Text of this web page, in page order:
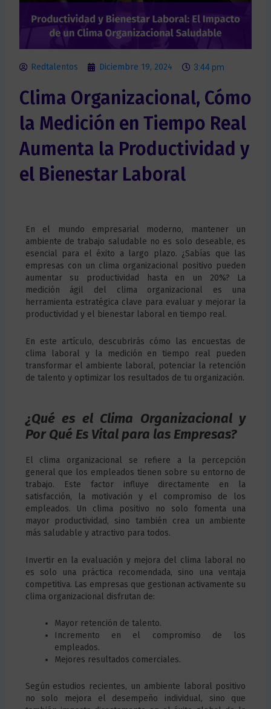
Redtalentos Diciembre 19, 2024 3:44 pm
Clima Organizacional, Cómo
la Medición en Tiempo Real
Aumenta la Productividad y
el Bienestar Laboral
En el mundo empresarial moderno, mantener un
ambiente de trabajo saludable no es solo deseable, es
esencial para el éxito a largo plazo. ¿Sabías que las
empresas con un clima organizacional positivo pueden
aumentar su productividad hasta en un 20%? La
medición ágil del clima organizacional es una
herramienta estratégica clave para evaluar y mejorar la
productividad y el bienestar laboral en tiempo real.
En este artículo, descubrirás cómo las encuestas de
clima laboral y la medición en tiempo real pueden
transformar el ambiente laboral, potenciar la retención
de talento y optimizar los resultados de tu organización.
¿Qué es el Clima Organizacional y
Por Qué Es Vital para las Empresas?
El clima organizacional se refiere a la percepción
general que los empleados tienen sobre su entorno de
trabajo. Este factor influye directamente en la
satisfacción, la motivación y el compromiso de los
empleados. Un clima positivo no solo fomenta una
mayor productividad, sino también crea un ambiente
más saludable y atractivo para todos.
Invertir en la evaluación y mejora del clima laboral no
es solo una práctica recomendada, sino una ventaja
competitiva. Las empresas que gestionan activamente su
clima organizacional disfrutan de:
Mayor retención de talento.
Incremento en el compromiso de los
empleados.
Mejores resultados comerciales.
Según estudios recientes, un ambiente laboral positivo
no solo mejora el desempeño individual, sino que